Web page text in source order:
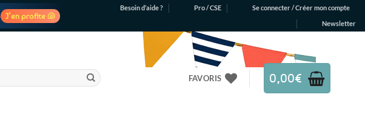
J’en profite 🐚
Besoin d’aide ? Pro / CSE
Se connecter / Créer mon compte
Newsletter
FAVORIS 0,00€